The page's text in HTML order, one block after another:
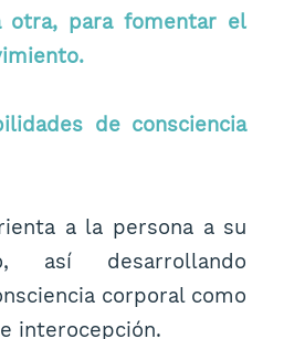
otra, para fomentar el
de consciencia
a la persona a su
así desarrollando
corporal como
interocepción.